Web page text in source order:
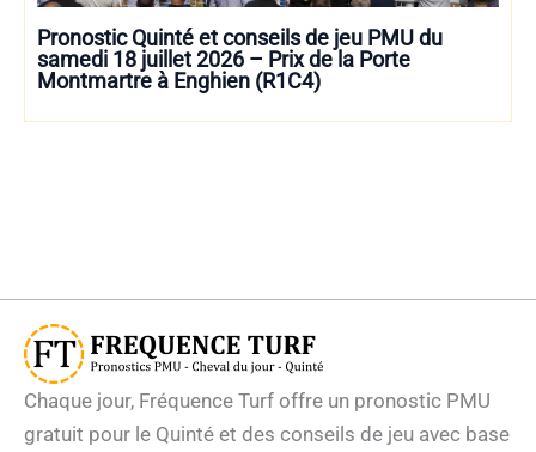
Pronostic Quinté et conseils de jeu PMU du
samedi 18 juillet 2026 – Prix de la Porte
Montmartre à Enghien (R1C4)
Chaque jour, Fréquence Turf offre un pronostic PMU
gratuit pour le Quinté et des conseils de jeu avec base